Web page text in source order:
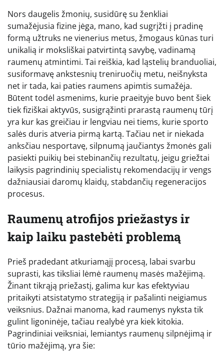
Nors daugelis žmonių, susidūrę su ženkliai
sumažėjusia fizine jėga, mano, kad sugrįžti į pradinę
formą užtruks ne vienerius metus, žmogaus kūnas turi
unikalią ir moksliškai patvirtintą savybę, vadinamą
raumenų atmintimi. Tai reiškia, kad ląstelių branduoliai,
susiformavę ankstesnių treniruočių metu, neišnyksta
net ir tada, kai paties raumens apimtis sumažėja.
Būtent todėl asmenims, kurie praeityje buvo bent šiek
tiek fiziškai aktyvūs, susigrąžinti prarastą raumenų tūrį
yra kur kas greičiau ir lengviau nei tiems, kurie sporto
salės duris atveria pirmą kartą. Tačiau net ir niekada
anksčiau nesportavę, silpnumą jaučiantys žmonės gali
pasiekti puikių bei stebinančių rezultatų, jeigu griežtai
laikysis pagrindinių specialistų rekomendacijų ir vengs
dažniausiai daromų klaidų, stabdančių regeneracijos
procesus.
Raumenų atrofijos priežastys ir
kaip laiku pastebėti problemą
Prieš pradedant atkuriamąjį procesą, labai svarbu
suprasti, kas tiksliai lėmė raumenų masės mažėjimą.
Žinant tikrąją priežastį, galima kur kas efektyviau
pritaikyti atsistatymo strategiją ir pašalinti neigiamus
veiksnius. Dažnai manoma, kad raumenys nyksta tik
gulint ligoninėje, tačiau realybė yra kiek kitokia.
Pagrindiniai veiksniai, lemiantys raumenų silpnėjimą ir
tūrio mažėjimą, yra šie: